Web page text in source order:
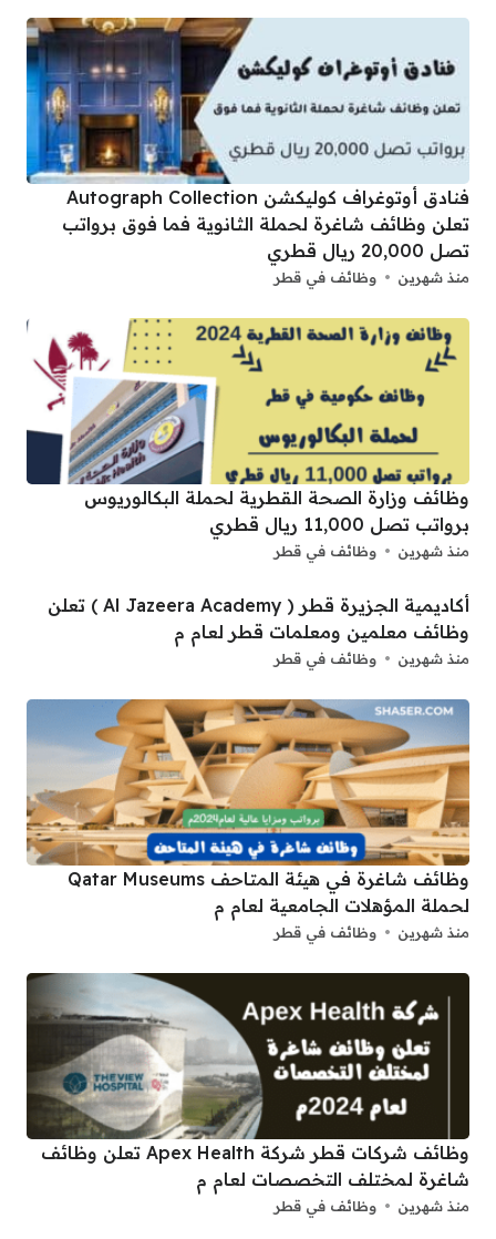
فنادق أوتوغراف كوليكشن Autograph Collection
تعلن وظائف شاغرة لحملة الثانوية فما فوق برواتب
تصل 20,000 ريال قطري
منذ شهرين وظائف في قطر
وظائف وزارة الصحة القطرية لحملة البكالوريوس
برواتب تصل 11,000 ريال قطري
منذ شهرين وظائف في قطر
أكاديمية الجزيرة قطر ( Al Jazeera Academy ) تعلن
وظائف معلمين ومعلمات قطر لعام م
منذ شهرين وظائف في قطر
وظائف شاغرة في هيئة المتاحف Qatar Museums
لحملة المؤهلات الجامعية لعام م
منذ شهرين وظائف في قطر
وظائف شركات قطر شركة Apex Health تعلن وظائف
شاغرة لمختلف التخصصات لعام م
منذ شهرين وظائف في قطر